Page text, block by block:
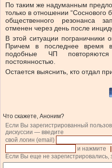
По таким же надуманным
только в отношении “Соснового
общественного резонанса
отменен через день после
В этой ситуации пограничники
Причем в последнее время
подобные ЧП
постоянностью.
Остается выяснить, кто отдал
Что скажете, Аноним?
Если Вы зарегистрированный
дискуссии — введите
свой логин (email)
и нажмите
Если Вы еще не зарегистрировались,